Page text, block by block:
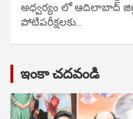
అధ్వర్యం లో ఆదిలాబాద్ జిల్లా
పోటిప‌రీక్ష‌ల‌కు…
ఇంకా చదవండి